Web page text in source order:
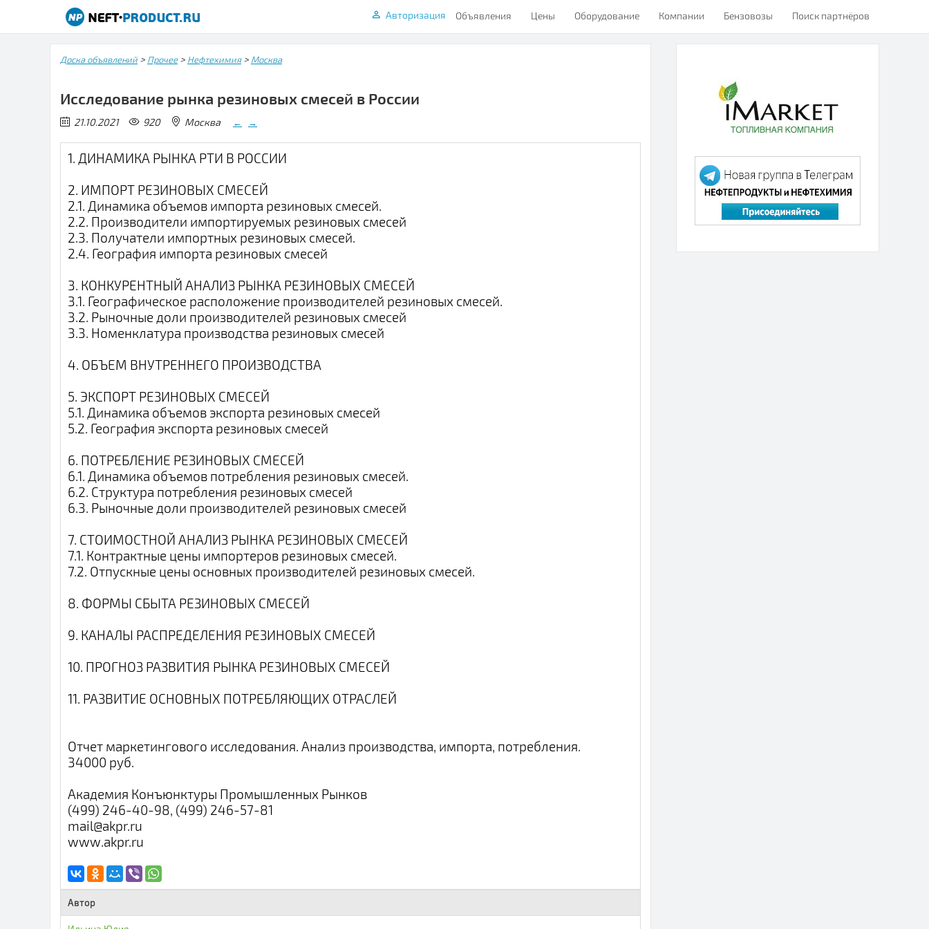
Объявления Цены Оборудование Компании Бензовозы Поиск партнёров
Авторизация
Доска объявлений > Прочее> Нефтехимия> Москва
Исследование рынка резиновых смесей в России
21.10.2021 920 Москва ← →
1. ДИНАМИКА РЫНКА РТИ В РОССИИ
2. ИМПОРТ РЕЗИНОВЫХ СМЕСЕЙ
2.1. Динамика объемов импорта резиновых смесей.
2.2. Производители импортируемых резиновых смесей
2.3. Получатели импортных резиновых смесей.
2.4. География импорта резиновых смесей
3. КОНКУРЕНТНЫЙ АНАЛИЗ РЫНКА РЕЗИНОВЫХ СМЕСЕЙ
3.1. Географическое расположение производителей резиновых смесей.
3.2. Рыночные доли производителей резиновых смесей
3.3. Номенклатура производства резиновых смесей
4. ОБЪЕМ ВНУТРЕННЕГО ПРОИЗВОДСТВА
5. ЭКСПОРТ РЕЗИНОВЫХ СМЕСЕЙ
5.1. Динамика объемов экспорта резиновых смесей
5.2. География экспорта резиновых смесей
6. ПОТРЕБЛЕНИЕ РЕЗИНОВЫХ СМЕСЕЙ
6.1. Динамика объемов потребления резиновых смесей.
6.2. Структура потребления резиновых смесей
6.3. Рыночные доли производителей резиновых смесей
7. СТОИМОСТНОЙ АНАЛИЗ РЫНКА РЕЗИНОВЫХ СМЕСЕЙ
7.1. Контрактные цены импортеров резиновых смесей.
7.2. Отпускные цены основных производителей резиновых смесей.
8. ФОРМЫ СБЫТА РЕЗИНОВЫХ СМЕСЕЙ
9. КАНАЛЫ РАСПРЕДЕЛЕНИЯ РЕЗИНОВЫХ СМЕСЕЙ
10. ПРОГНОЗ РАЗВИТИЯ РЫНКА РЕЗИНОВЫХ СМЕСЕЙ
11. РАЗВИТИЕ ОСНОВНЫХ ПОТРЕБЛЯЮЩИХ ОТРАСЛЕЙ
Отчет маркетингового исследования. Анализ производства, импорта, потребления.
34000 руб.
Академия Конъюнктуры Промышленных Рынков
(499) 246-40-98, (499) 246-57-81
mail@akpr.ru
www.akpr.ru
Автор